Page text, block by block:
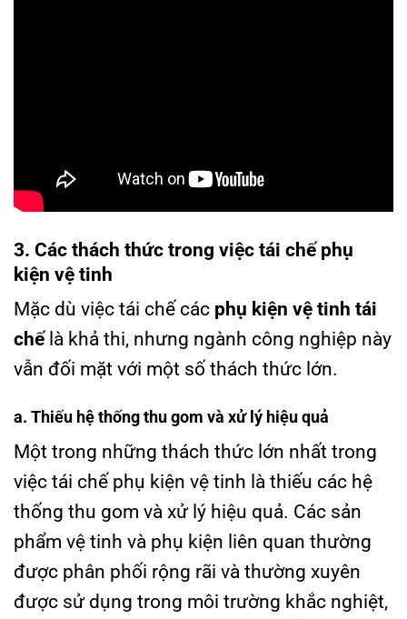
3. Các thách thức trong việc tái chế phụ
kiện vệ tinh
Mặc dù việc tái chế các phụ kiện vệ tinh tái
chếlà khả thi, nhưng ngành công nghiệp này
vẫn đối mặt với một số thách thức lớn.
a. Thiếu hệ thống thu gom và xử lý hiệu quả
Một trong những thách thức lớn nhất trong
việc tái chế phụ kiện vệ tinh là thiếu các hệ
thống thu gom và xử lý hiệu quả. Các sản
phẩm vệ tinh và phụ kiện liên quan thường
được phân phối rộng rãi và thường xuyên
được sử dụng trong môi trường khắc nghiệt,